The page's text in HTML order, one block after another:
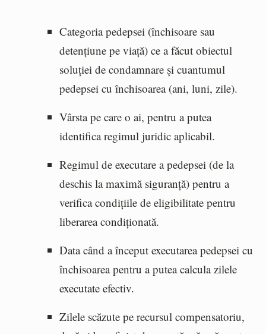
Categoria pedepsei (închisoare sau
detențiune pe viață) ce a făcut obiectul
soluției de condamnare și cuantumul
pedepsei cu închisoarea (ani, luni, zile).
Vârsta pe care o ai, pentru a putea
identifica regimul juridic aplicabil.
Regimul de executare a pedepsei (de la
deschis la maximă siguranță) pentru a
verifica condițiile de eligibilitate pentru
liberarea condiționată.
Data când a început executarea pedepsei cu
închisoarea pentru a putea calcula zilele
executate efectiv.
Zilele scăzute pe recursul compensatoriu,